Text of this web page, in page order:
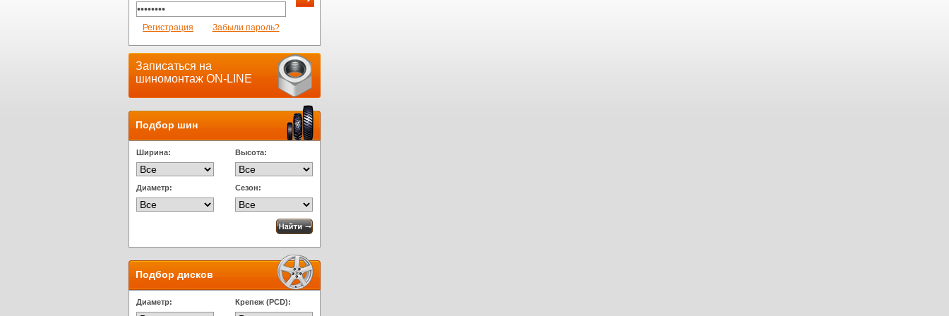
Регистрация Забыли пароль?
Записаться на
шиномонтаж ON-LINE
Подбор шин
Ширина: Высота:
Диаметр: Сезон:
Подбор дисков
Диаметр: Крепеж (PCD):